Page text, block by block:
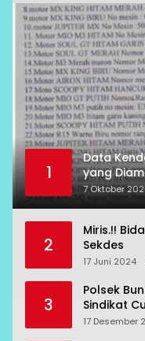
1
Data
yang
7 Oktober
2
Miris.!!
Sekdes
17 Juni 2024
3
Polsek
Sindikat
Beraksi di
17 Desember